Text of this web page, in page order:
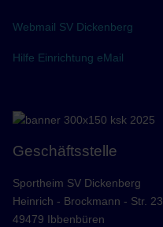
Webmail SV Dickenberg
Hilfe Einrichtung eMail
Geschäftsstelle
Sportheim SV Dickenberg
Heinrich - Brockmann - Str. 23
49479 Ibbenbüren